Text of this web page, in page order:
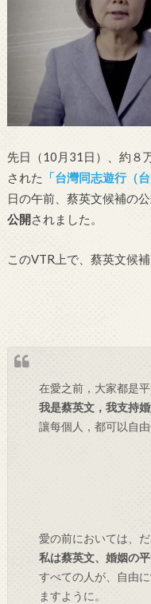
先日（10月31日）、約８
された
「台灣同志遊行（
日の午前、蔡英文候補の
公開されました。
このVTR上で、蔡英文候
在愛之前，大家都是平
我是蔡英文，我支持婚
讓每個人，都可以自由
愛の前においては、
私は蔡英文、婚姻の
すべての人が、自由
ますように。